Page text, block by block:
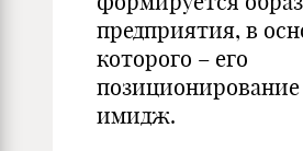
предприятия, в
которого – его
имидж.